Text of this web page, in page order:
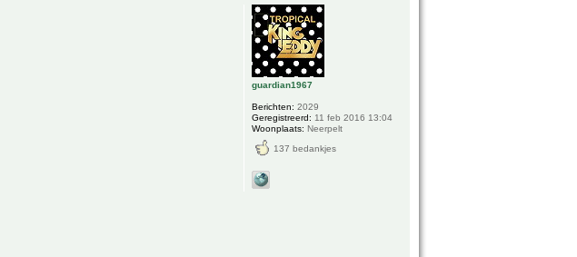
guardian1967
Berichten: 2029
Geregistreerd: 11 feb 2016 13:04
Woonplaats: Neerpelt
137 bedankjes